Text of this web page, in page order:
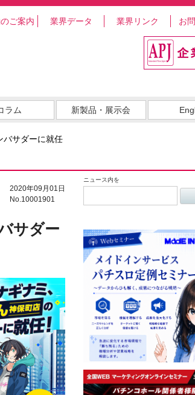
ご案内 業界データ 業界リンク お
ラム 新製品・展示会
バサダーに就任
ニュース内を
2020年09月01日
No.10001901
サダー